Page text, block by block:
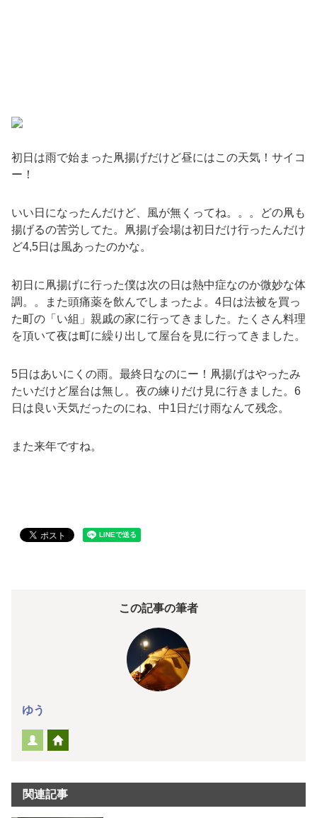
初日は雨で始まった凧揚げだけど昼にはこの天気！サイコ
ー！
いい日になったんだけど、風が無くってね。。。どの凧も
揚げるの苦労してた。凧揚げ会場は初日だけ行ったんだけ
ど4,5日は風あったのかな。
初日に凧揚げに行った僕は次の日は熱中症なのか微妙な体
調。。また頭痛薬を飲んでしまったよ。4日は法被を買っ
た町の「い組」親戚の家に行ってきました。たくさん料理
を頂いて夜は町に繰り出して屋台を見に行ってきました。
5日はあいにくの雨。最終日なのにー！凧揚げはやったみ
たいだけど屋台は無し。夜の練りだけ見に行きました。6
日は良い天気だったのにね、中1日だけ雨なんて残念。
また来年ですね。
この記事の筆者
ゆう
関連記事